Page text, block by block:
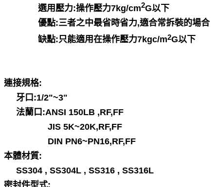
選用壓力:操作壓力7kg/cm2G以下
優點:三者之中最省時省力,適合常拆裝的場合
缺點:只能適用在操作壓力7kgc/m2G以下
連接規格:
牙口:1/2"~3"
法蘭口:ANSI 150LB ,RF,FF
JIS 5K~20K,RF,FF
DIN PN6~PN16,RF,FF
本體材質:
SS304 , SS304L , SS316 , SS316L
密封件型式: